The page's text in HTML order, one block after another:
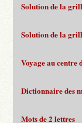
Solution de la
Solution de la
Voyage au
Dictionnaire des
Mots de 2 lettres